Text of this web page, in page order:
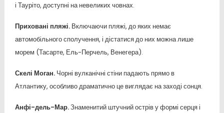
і Тауріто, доступні на невеликих човнах.
Приховані пляжі. Включаючи пляжі, до яких немає
автомобільного сполучення, і дістатися до них можна лише
морем (Тасарте, Ель-Перчель, Венегера).
Скелі Моган. Чорні вулканічні стіни падають прямо в
Атлантику, особливо драматично це виглядає на заході сонця.
Анфі-дель-Мар.Знаменитий штучний острів у формі серця і